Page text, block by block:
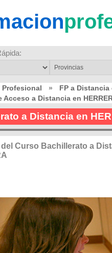
Profesional » FP a Distancia
Acceso a Distancia en
a Distancia en
Curso Bachillerato a